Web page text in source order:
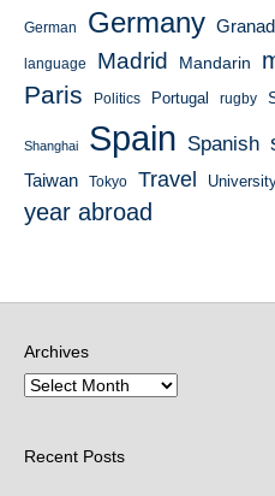
German Germany
language Madrid Mandarin
Paris Politics Portugal rugby
Shanghai Spain Spanish
Taiwan Tokyo Travel
year abroad
Archives
Recent Posts